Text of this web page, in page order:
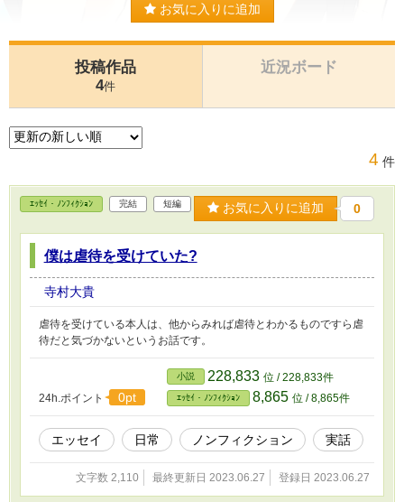
お気に入りに追加
投稿作品
4件
近況ボード
4 件
ｴｯｾｲ・ﾉﾝﾌｨｸｼｮﾝ 完結 短編 お気に入りに追加 0
僕は虐待を受けていた?
寺村大貴
虐待を受けている本人は、他からみれば虐待とわかるものですら虐
待だと気づかないというお話です。
24h.ポイント 0pt
小説 228,833 位 / 228,833件
ｴｯｾｲ・ﾉﾝﾌｨｸｼｮﾝ 8,865 位 / 8,865件
エッセイ 日常 ノンフィクション 実話
文字数 2,110 最終更新日 2023.06.27 登録日 2023.06.27